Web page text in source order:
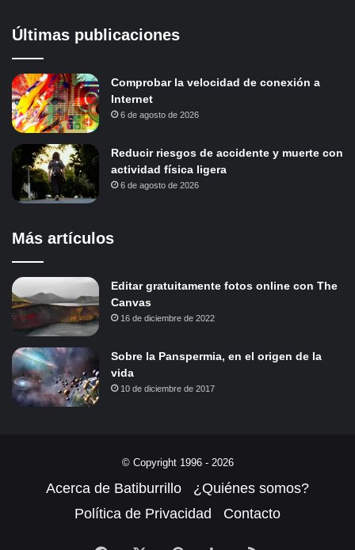
Últimas publicaciones
Comprobar la velocidad de conexión a
Internet
6 de agosto de 2026
Reducir riesgos de accidente y muerte con
actividad física ligera
6 de agosto de 2026
Más artículos
Editar gratuitamente fotos online con The
Canvas
16 de diciembre de 2022
Sobre la Panspermia, en el origen de la
vida
10 de diciembre de 2017
© Copyright 1996 - 2026
Acerca de Batiburrillo
¿Quiénes somos?
Política de Privacidad
Contacto